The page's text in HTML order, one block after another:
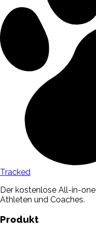
Tracked
Der kostenlose All-in-
Athleten und Coaches.
Produkt